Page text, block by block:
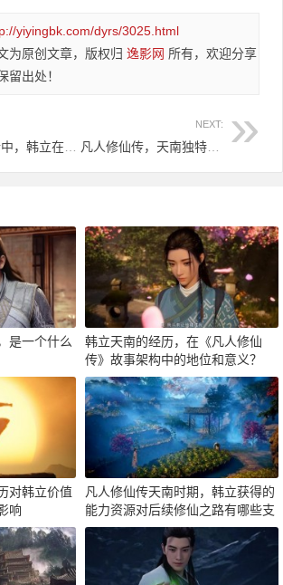
yiyingbk.com/dyrs/3025.html
为原创文章，版权归 逸影网 所有，欢迎分享
留出处！
NEXT:
凡人修仙传，天南独特环境对韩立的性格有什么塑造
是一个什么
韩立天南的经历，在《凡人修仙
传》故事架构中的地位和意义？
对韩立价值
响
凡人修仙传天南时期，韩立获得的
能力资源对后续修仙之路有哪些支
撑